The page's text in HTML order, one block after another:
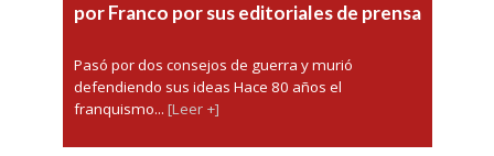
por Franco por sus editoriales de prensa
Pasó por dos consejos de guerra y murió
defendiendo sus ideas Hace 80 años el
franquismo... [Leer +]